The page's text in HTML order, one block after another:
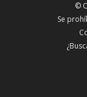
©
Se